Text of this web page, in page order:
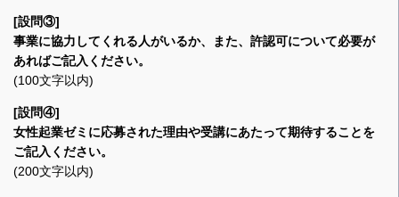
[設問③]
事業に協力してくれる人がいるか、また、許認可について必要が
あればご記入ください。
(100文字以内)
[設問④]
女性起業ゼミに応募された理由や受講にあたって期待することを
ご記入ください。
(200文字以内)